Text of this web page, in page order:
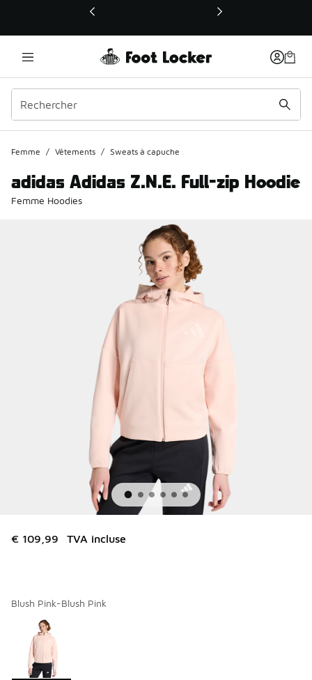
Ce lien ouvrira une nouvelle fenêtre
Femme / Vêtements / Sweats à capuche
adidas Adidas Z.N.E. Full-zip Hoodie
Femme Hoodies
€ 109,99 TVA incluse
Blush Pink-Blush Pink
Page 1 sur 1 affichant 1 à 1 des 1 couleurs.
Merci de sélectionner un style